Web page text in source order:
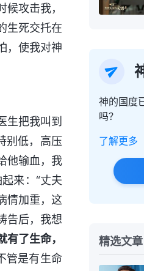
攻击我，
生死交托在
，使我对神
生把我叫到
别低，高压
他输血，我
来：“丈夫
情加重，这
告后，我想
了生命，
管是有生命
神的国度
吗？
了解更多
精选文章